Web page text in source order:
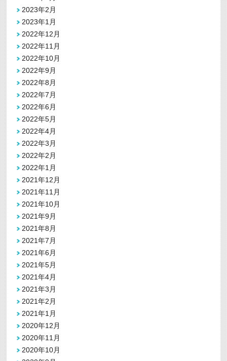
2023年2月
2023年1月
2022年12月
2022年11月
2022年10月
2022年9月
2022年8月
2022年7月
2022年6月
2022年5月
2022年4月
2022年3月
2022年2月
2022年1月
2021年12月
2021年11月
2021年10月
2021年9月
2021年8月
2021年7月
2021年6月
2021年5月
2021年4月
2021年3月
2021年2月
2021年1月
2020年12月
2020年11月
2020年10月